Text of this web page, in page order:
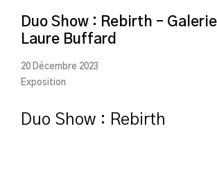
Duo Show : Rebirth –
Laure Buffard
20 Décembre 2023
Exposition
Duo Show : Rebirth